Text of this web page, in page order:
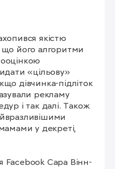
якістю
що його алгоритми
«цільову»
дівчинка-підліток
рекламу
і так далі. Також
у декреті,
Facebook Сара Вінн-